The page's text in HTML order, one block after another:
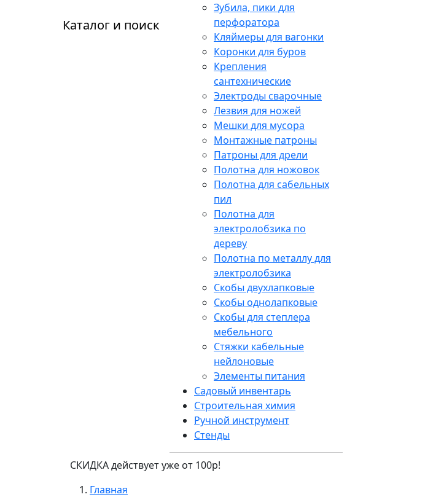
Каталог и поиск
Зубила, пики для
перфоратора
Кляймеры для вагонки
Коронки для буров
Крепления
сантехнические
Электроды сварочные
Лезвия для ножей
Мешки для мусора
Монтажные патроны
Патроны для дрели
Полотна для ножовок
Полотна для сабельных
пил
Полотна для
электролобзика по
дереву
Полотна по металлу для
электролобзика
Скобы двухлапковые
Скобы однолапковые
Скобы для степлера
мебельного
Стяжки кабельные
нейлоновые
Элементы питания
Садовый инвентарь
Строительная химия
Ручной инструмент
Стенды
СКИДКА действует уже от 100р!
Главная